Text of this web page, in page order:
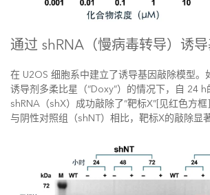
通过 shRNA（慢病毒转导）诱
在 U2OS 细胞系中建立了诱导基因敲除模型。
诱导剂多柔比星（“Doxy”）的情况下，自 24 h
shRNA（shX）成功敲除了“靶标X”[见红色方框
与阴性对照组（shNT）相比，靶标X的敲除显